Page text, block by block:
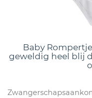
Baby
geweldig heel blij